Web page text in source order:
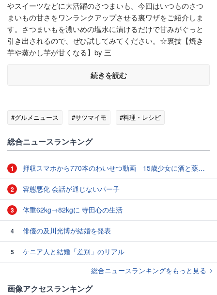
やスイーツなどに大活躍のさつまいも。今回はいつものさつ
まいもの甘さをワンランクアップさせる裏ワザをご紹介しま
す。さつまいもを濃いめの塩水に漬けるだけで甘みがぐっと
引き出されるので、ぜひ試してみてください。☆裏技【焼き
芋や蒸かし芋が甘くなる】by 三
続きを読む
#グルメニュース #サツマイモ #料理・レシピ
総合ニュースランキング
1 押収スマホから770本のわいせつ動画 15歳少女に酒と薬飲ませ性的暴行か 54歳男を再逮捕 「薬もありますよ」とSNSで誘い出し
2 容態悪化 会話が通じないパー子
3 体重62kg→82kgに 寺田心の生活
4 俳優の及川光博が結婚を発表
5
ケニア人と結婚「差別」のリアル
総合ニュースランキングをもっと見る
画像アクセスランキング